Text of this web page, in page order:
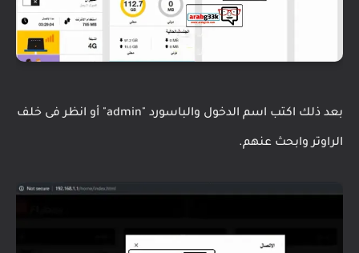
بعد ذلك اكتب اسم الدخول والباسورد "admin" أو انظر فى خلف
الراوتر وابحث عنهم.